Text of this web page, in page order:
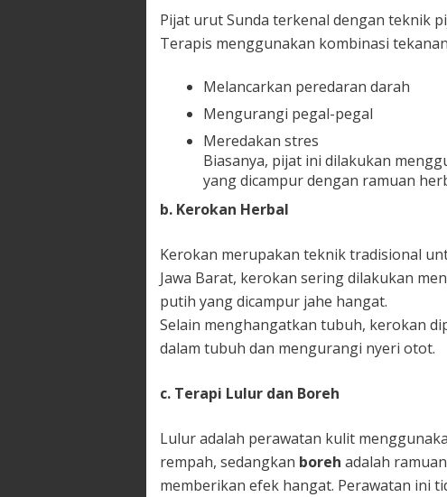
Pijat urut Sunda terkenal dengan teknik
Terapis menggunakan kombinasi
Melancarkan peredaran darah
Mengurangi pegal-pegal
Meredakan stres
Biasanya, pijat ini dilakukan
yang dicampur dengan ramuan
b. Kerokan Herbal
Kerokan merupakan teknik tradisional
Jawa Barat, kerokan sering dilakukan
putih yang dicampur jahe hangat.
Selain menghangatkan tubuh, kerokan
dalam tubuh dan mengurangi nyeri otot.
c. Terapi Lulur dan Boreh
Lulur adalah perawatan kulit
rempah, sedangkan boreh adalah
memberikan efek hangat. Perawatan ini